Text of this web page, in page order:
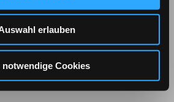
erlauben
notwendige Cookies